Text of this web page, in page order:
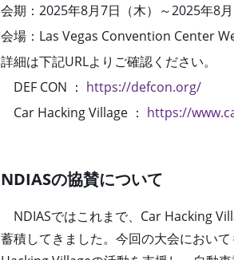
会期：2025年8月7日（木）～2025年8月
会場： Las Vegas Convention Center
詳細は下記URLよりご確認ください。
DEF CON ： https://defcon.org/
Car Hacking Village ： https://
NDIASの協賛について
NDIASではこれまで、 Car Hacking
蓄積してきました。今回の大会におい